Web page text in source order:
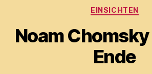
EINSICHTEN
Noam
Ende